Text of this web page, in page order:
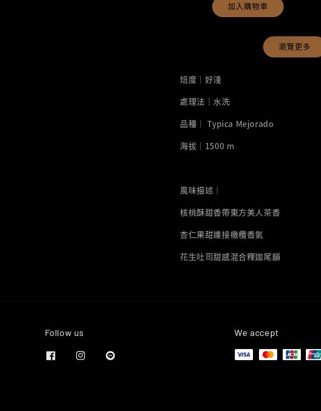
加入購物車
瀏覽更多
焙度｜好淺
處理法｜水洗
品種｜ Typica Mejorado
海拔｜1500 m
風味描述｜
核桃酥甜香帶東方美人茶香
杏仁果甜連接橄欖香氣
花生吐司甜感混合釋迦尾韻
Follow us We accept